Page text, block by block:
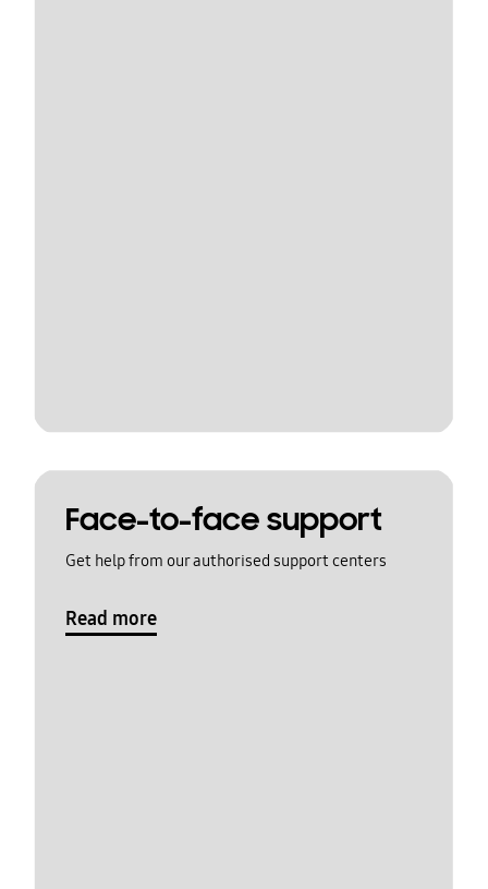
Face-to-face support
Get help from our authorised support centers
Read more